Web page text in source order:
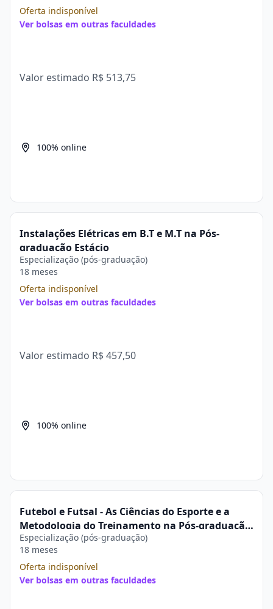
Oferta indisponível
Ver bolsas em outras faculdades
Valor estimado R$ 513,75
100% online
Instalações Elétricas em B.T e M.T na Pós-
graduação Estácio
Especialização (pós-graduação)
18 meses
Oferta indisponível
Ver bolsas em outras faculdades
Valor estimado R$ 457,50
100% online
Futebol e Futsal - As Ciências do Esporte e a
Metodologia do Treinamento na Pós-graduação
Estácio
Especialização (pós-graduação)
18 meses
Oferta indisponível
Ver bolsas em outras faculdades